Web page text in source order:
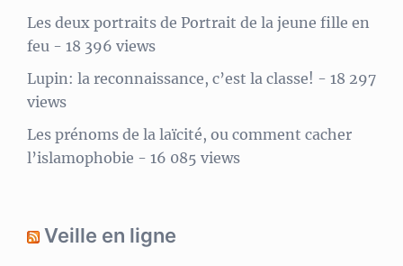
Les deux portraits de Portrait de la jeune fille en
feu - 18 396 views
Lupin: la reconnaissance, c’est la classe! - 18 297
views
Les prénoms de la laïcité, ou comment cacher
l’islamophobie - 16 085 views
Veille en ligne